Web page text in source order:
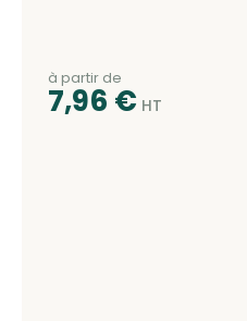
à partir de
7,96 €